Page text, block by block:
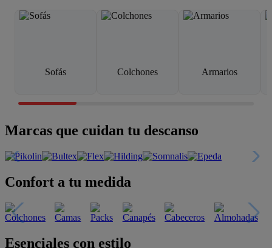
Sofás Colchones Armarios
Marcas que cuidan tu descanso
Confort a tu medida
Esenciales con estilo